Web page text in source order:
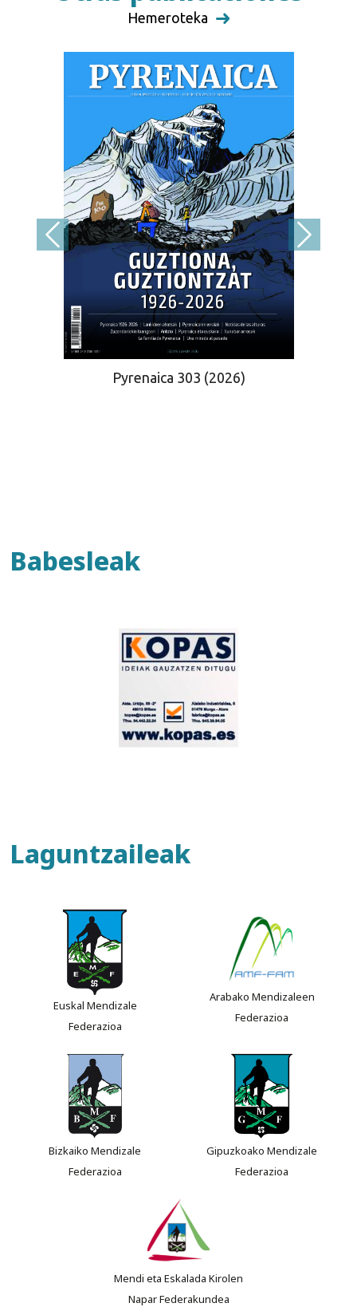
Hemeroteka
Pyrenaica 303 (2026)
Babesleak
Laguntzaileak
Euskal Mendizale
Federazioa
Arabako Mendizaleen
Federazioa
Bizkaiko Mendizale
Federazioa
Gipuzkoako Mendizale
Federazioa
Mendi eta Eskalada Kirolen
Napar Federakundea